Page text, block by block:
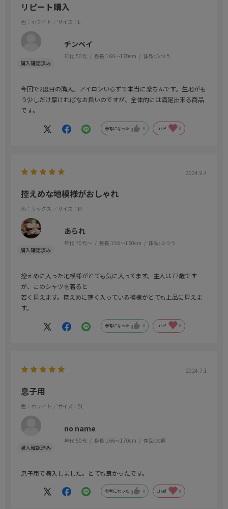
リピート購入
色：ホワイト ／サイズ：L
チンペイ
年代:50代 身長:166～170cm 体型:ふつう
今回で2度目の購入。アイロンいらずで本当に楽ちんです。生地がも
う少しだけ厚ければなお良いのですが、全体的には満足出来る商品
です。
参考になった 0 Like! 0
2024.9.4
控えめな地模様がおしゃれ
色：サックス ／サイズ：M
あられ
年代:70代～ 身長:156～160cm 体型:ふつう
控えめに入った地模様がとても気に入ってます。主人は77歳です
が、このシャツを着ると
若く見えます。控えめに薄く入っている模様がとても上品に見えま
す。
参考になった 0 Like! 0
2024.7.1
息子用
色：ホワイト ／サイズ：5L
no name
年代:50代 身長:166～170cm 体型:大柄
息子用で購入しました。とても良かったです。
参考になった 0 Like! 0